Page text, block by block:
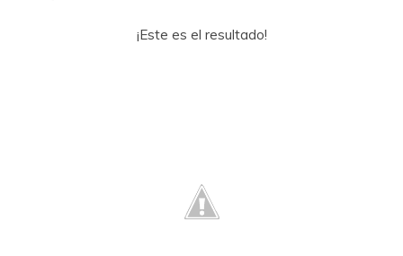
¡Este es el resultado!